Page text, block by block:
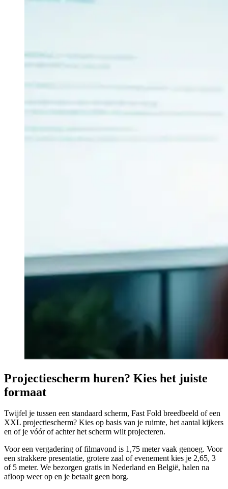
Projectiescherm huren? Kies het juiste
formaat
Twijfel je tussen een standaard scherm, Fast Fold breedbeeld of een
XXL projectiescherm? Kies op basis van je ruimte, het aantal kijkers
en of je vóór of achter het scherm wilt projecteren.
Voor een vergadering of filmavond is 1,75 meter vaak genoeg. Voor
een strakkere presentatie, grotere zaal of evenement kies je 2,65, 3
of 5 meter. We bezorgen gratis in Nederland en België, halen na
afloop weer op en je betaalt geen borg.